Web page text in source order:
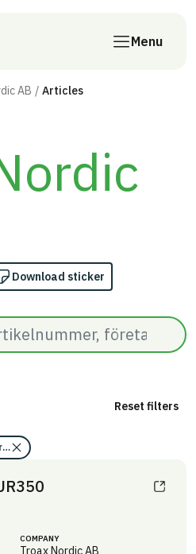
Menu
AB Articles
Download sticker
Reset filters
(03399)
COMPANY
Troax Nordic AB